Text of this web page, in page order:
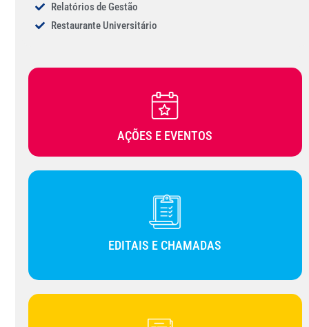
Relatórios de Gestão
Restaurante Universitário
AÇÕES E EVENTOS
EDITAIS E CHAMADAS